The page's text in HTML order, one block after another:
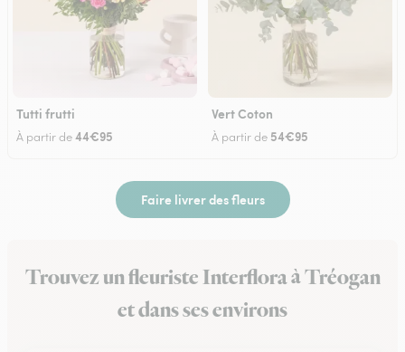
Tutti frutti
À partir de44€95
Vert Coton
À partir de 54€95
Faire livrer des fleurs
Trouvez un fleuriste Interflora à Tréogan
et dans ses environs